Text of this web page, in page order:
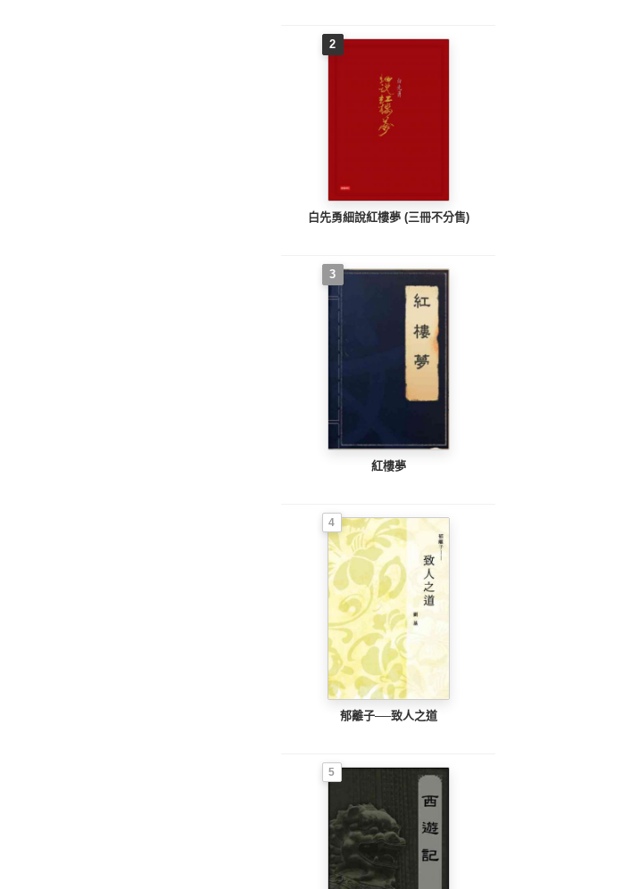
2
白先勇細說紅樓夢 (三冊不分售)
3
紅樓夢
4
郁離子──致人之道
5